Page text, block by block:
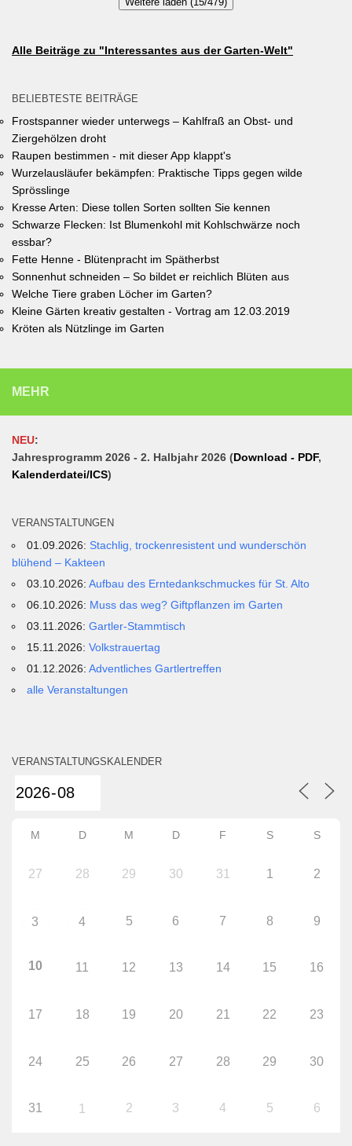
gewinnen gibt es jeweils einen Gutschein von Pflanzen-Kölle
das Anmeldeformular siehe auf den Seiten der Gemeinde
Alle Beiträge zu "Interessantes aus der Garten-Welt"
BELIEBTESTE BEITRÄGE
Frostspanner wieder unterwegs – Kahlfraß an Obst- und
Ziergehölzen droht
Raupen bestimmen - mit dieser App klappt's
Wurzelausläufer bekämpfen: Praktische Tipps gegen wilde
Sprösslinge
Kresse Arten: Diese tollen Sorten sollten Sie kennen
Schwarze Flecken: Ist Blumenkohl mit Kohlschwärze noch
essbar?
Fette Henne - Blütenpracht im Spätherbst
Sonnenhut schneiden – So bildet er reichlich Blüten aus
Welche Tiere graben Löcher im Garten?
Kleine Gärten kreativ gestalten - Vortrag am 12.03.2019
Kröten als Nützlinge im Garten
MEHR
NEU:
Jahresprogramm 2026 - 2. Halbjahr 2026 (Download - PDF,
Kalenderdatei/ICS)
VERANSTALTUNGEN
01.09.2026: Stachlig, trockenresistent und wunderschön
blühend – Kakteen
03.10.2026:Aufbau des Erntedankschmuckes für St. Alto
06.10.2026: Muss das weg? Giftpflanzen im Garten
03.11.2026:Gartler-Stammtisch
15.11.2026:Volkstrauertag
01.12.2026:Adventliches Gartlertreffen
alle Veranstaltungen
VERANSTALTUNGSKALENDER
M D M D F S S
27 28 29 30 31 1 2
3 4 5 6 7 8 9
10 11 12 13 14 15 16
17 18 19 20 21 22 23
24 25 26 27 28 29 30
31 1 2 3 4 5 6